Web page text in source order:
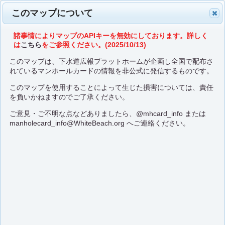
このマップについて
諸事情によりマップのAPIキーを無効にしております。詳しく
はこちらをご参照ください。(2025/10/13)
このマップは、下水道広報プラットホームが企画し全国で配布さ
れているマンホールカードの情報を非公式に発信するものです。
このマップを使用することによって生じた損害については、責任
を負いかねますのでご了承ください。
ご意見・ご不明な点などありましたら、 @mhcard_infoまたは
manholecard_info@WhiteBeach.org へご連絡ください。